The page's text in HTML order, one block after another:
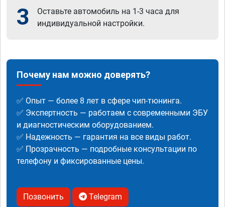
3
Оставьте автомобиль на 1-3 часа для
индивидуальной настройки.
Почему нам можно доверять?
✅ Опыт — более 8 лет в сфере чип-тюнинга.
✅ Экспертность — работаем с современными ЭБУ
и диагностическим оборудованием.
✅ Надежность — гарантия на все виды работ.
✅ Прозрачность — подробные консультации по
телефону и фиксированные цены.
Позвонить Telegram